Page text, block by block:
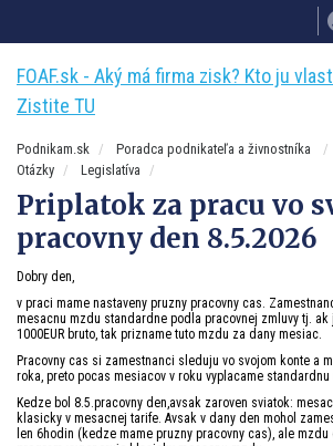
FOAF.sk - Aký má firma zisk? Kto ju
Zistite TU
Podnikam.sk Poradca podnikateľa a živnostníka
Otázky
Legislatíva
Priplatok za pracu vo
pracovny den 8.5.2026
Dobry den,
v praci mame nastaveny pruzny pracovny cas.
mesacnu mzdu standardne podla pracovnej zmluvy tj. ak
1000EUR bruto, tak prizname tuto mzdu za dany mesiac.
Pracovny cas si zamestnanci sleduju vo svojom konte a
roka, preto pocas mesiacov v roku vyplacame standardnu
Kedze bol 8.5.pracovny den,avsak zaroven sviatok:
klasicky v mesacnej tarife. Avsak v dany den mohol
len 6hodin (kedze mame pruzny pracovny cas), ale